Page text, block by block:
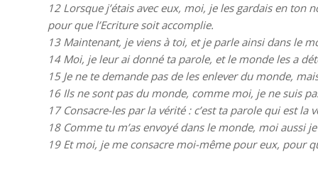
12 Lorsque j’étais avec eux, moi, je les gardais en ton
pour que l’Ecriture soit accomplie.
13 Maintenant, je viens à toi, et je parle ainsi dans le
14 Moi, je leur ai donné ta parole, et le monde les a
15 Je ne te demande pas de les enlever du monde,
16 Ils ne sont pas du monde, comme moi, je ne suis
17 Consacre-les par la vérité : c’est ta parole qui est la
18 Comme tu m’as envoyé dans le monde, moi aussi
19 Et moi, je me consacre moi-même pour eux, pour